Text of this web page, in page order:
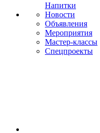
Напитки
Новости
Объявления
Мероприятия
Мастер-классы
Спецпроекты